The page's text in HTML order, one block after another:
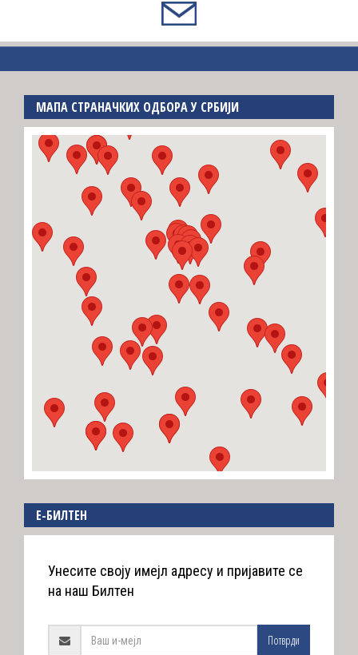
МАПА СТРАНАЧКИХ ОДБОРА У СРБИЈИ
E-БИЛТЕН
Унесите своју имејл адресу и пријавите се
на наш Билтен
Потврди